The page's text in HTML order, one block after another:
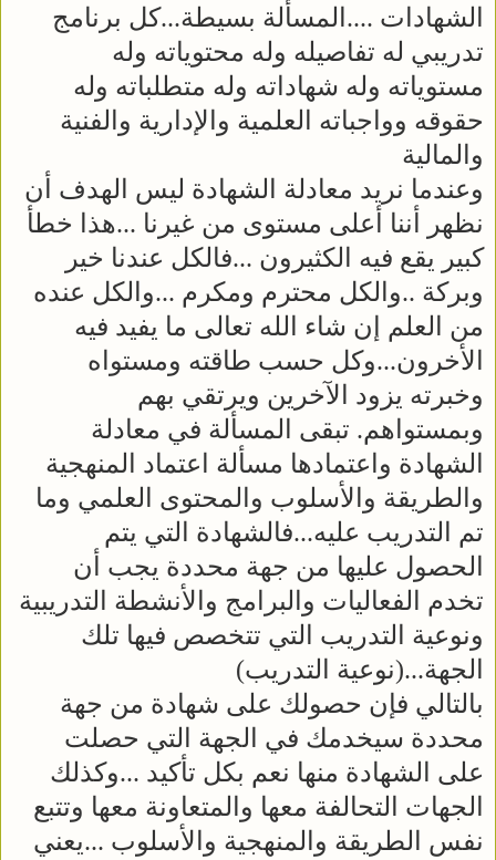
الشهادات ....المسألة بسيطة...كل برنامج
تدريبي له تفاصيله وله محتوياته وله
مستوياته وله شهاداته وله متطلباته وله
حقوقه وواجباته العلمية والإدارية والفنية
والمالية
وعندما نريد معادلة الشهادة ليس الهدف أن
نظهر أننا أعلى مستوى من غيرنا ...هذا خطأ
كبير يقع فيه الكثيرون ...فالكل عندنا خير
وبركة ..والكل محترم ومكرم ...والكل عنده
من العلم إن شاء الله تعالى ما يفيد فيه
الأخرون...وكل حسب طاقته ومستواه
وخبرته يزود الآخرين ويرتقي بهم
وبمستواهم. تبقى المسألة في معادلة
الشهادة واعتمادها مسألة اعتماد المنهجية
والطريقة والأسلوب والمحتوى العلمي وما
تم التدريب عليه...فالشهادة التي يتم
الحصول عليها من جهة محددة يجب أن
تخدم الفعاليات والبرامج والأنشطة التدريبية
ونوعية التدريب التي تتخصص فيها تلك
الجهة...(نوعية التدريب)
بالتالي فإن حصولك على شهادة من جهة
محددة سيخدمك في الجهة التي حصلت
على الشهادة منها نعم بكل تأكيد ...وكذلك
الجهات التحالفة معها والمتعاونة معها وتتبع
نفس الطريقة والمنهجية والأسلوب ...يعني